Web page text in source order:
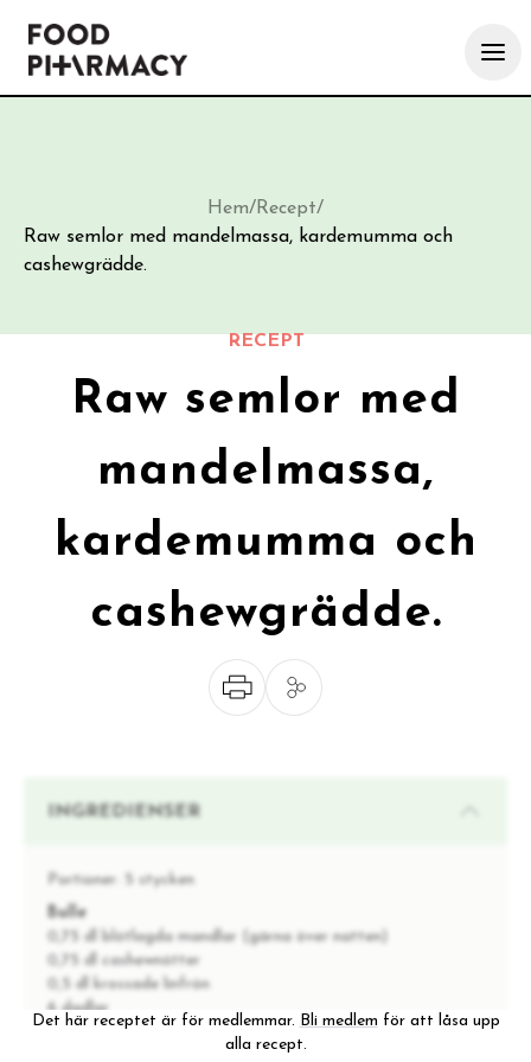
Hem/Recept/
Raw semlor med mandelmassa, kardemumma och
cashewgrädde.
RECEPT
Raw semlor med
mandelmassa,
kardemumma och
cashewgrädde.
INGREDIENSER
Portioner:
5 stycken
Bulle
0,75 dl blötlagda mandlar (gärna över natten)
0,75 dl cashewnötter
0,5 dl krossade linfrön
6 dadlar
1 nypa salt
Det här receptet är för medlemmar. Bli medlem för att låsa upp
alla recept.